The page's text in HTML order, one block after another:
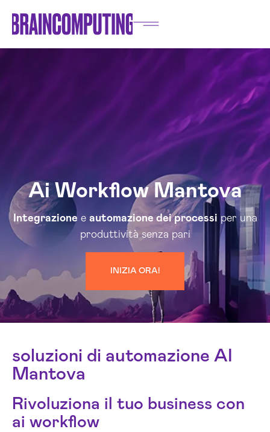
Ai Workflow Mantova
Integrazione e automazione dei processi per una
produttività senza pari
INIZIA ORA!
soluzioni di automazione AI
Mantova
Rivoluziona il tuo business con
ai workflow